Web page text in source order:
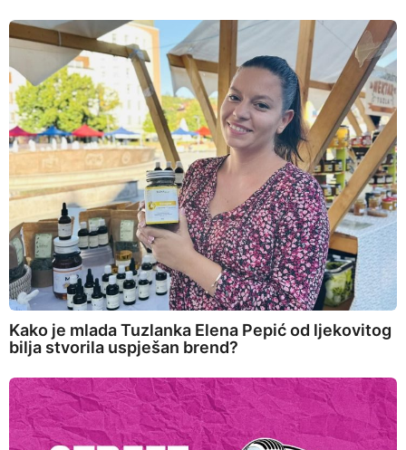
Kako je mlada Tuzlanka Elena Pepić od ljekovitog
bilja stvorila uspješan brend?